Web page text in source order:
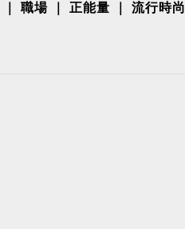
職場 正能量 流行時尚